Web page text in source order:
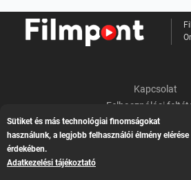
Kapcsolat
Felhasználási
Adatvédelem
Klikk
Sütiket és más technológiai finomságokat
használunk, a legjobb felhasználói élmény elérése
érdekében.
Adatkezelési tájékoztató